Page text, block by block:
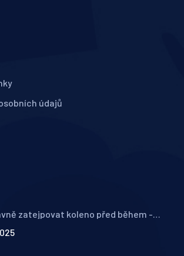
údajů
zatejpovat koleno před během -